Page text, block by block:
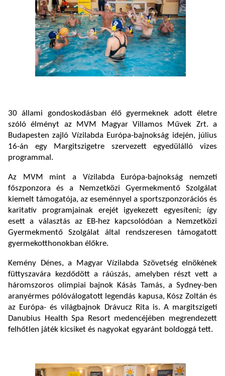
30 állami gondoskodásban élő gyermeknek adott életre
szóló élményt az MVM Magyar Villamos Művek Zrt. a
Budapesten zajló Vízilabda Európa-bajnokság idején, július
16-án egy Margitszigetre szervezett egyedülálló vizes
programmal.
Az MVM mint a Vízilabda Európa-bajnokság nemzeti
főszponzora és a Nemzetközi Gyermekmentő Szolgálat
kiemelt támogatója, az eseménnyel a sportszponzorációs és
karitatív programjainak erejét igyekezett egyesíteni; így
esett a választás az EB-hez kapcsolódóan a Nemzetközi
Gyermekmentő Szolgálat által rendszeresen támogatott
gyermekotthonokban élőkre.
Kemény Dénes, a Magyar Vízilabda Szövetség elnökének
füttyszavára kezdődött a ráúszás, amelyben részt vett a
háromszoros olimpiai bajnok Kásás Tamás, a Sydney-ben
aranyérmes pólóválogatott legendás kapusa, Kósz Zoltán és
az Európa- és világbajnok Drávucz Rita is. A margitszigeti
Danubius Health Spa Resort medencéjében megrendezett
felhőtlen játék kicsiket és nagyokat egyaránt boldoggá tett.